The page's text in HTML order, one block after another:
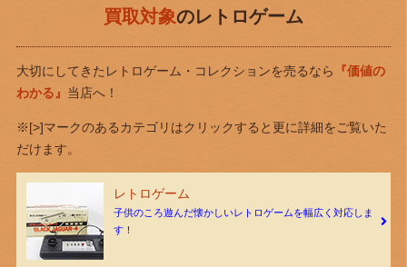
買取対象のレトロゲーム
大切にしてきたレトロゲーム・コレクションを売るなら
『価値の
わかる』 当店へ！
※[>]マークのあるカテゴリはクリックすると更に詳細をご覧いた
だけます。
レトロゲーム
子供のころ遊んだ懐かしいレトロゲームを幅広く対応しま
す！